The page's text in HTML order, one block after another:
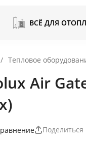
ВСЁ ДЛЯ
/ Тепловое
Air
Поделиться